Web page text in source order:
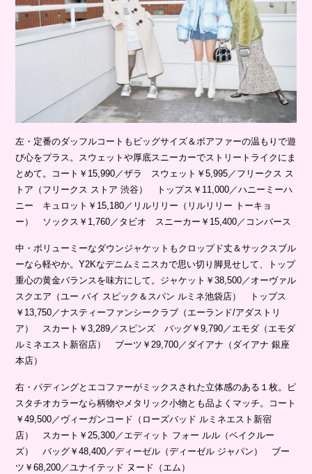
左・定番のダッフルコートもビッグサイズ＆ボアファーの温もりで遊
び心をプラス。スウェットや厚底スニーカーでストリートライクにま
とめて。コート￥15,990／ザラ スウェット￥5,995／フリークス ス
トア（フリークス ストア 渋谷） トップス￥11,000／ハニーミーハ
ニー キュロット￥15,180／リルリリー（リルリリー トーキョ
ー） ソックス￥1,760／タビオ スニーカー￥15,400／コンバース
中・ボリューミーなダウンジャケットもクロップド丈＆サックスブル
ーなら軽やか。Y2Kなデニムミニスカで思い切り脚見せして、トップ
重心の黄金バランスを味方にして。ジャケット￥38,500／オーヴァル
スクエア（ユー バイ スピック＆スパン ルミネ池袋店） トップス
￥13,750／ナスティーファンシークラブ（エーランド/アダストリ
ア） スカート￥3,289／スピンズ バッグ￥9,790／エモダ（エモダ
ルミネエスト新宿店） ブーツ￥29,700／ダイアナ（ダイアナ 銀座
本店）
右・パディングとエコファーがミックスされた立体感のある１枚。ピ
スタチオカラーなら柄物やメタリック小物とも品よくマッチ。コート
￥49,500／ヴィーガンコード（ローズバッド ルミネエスト新宿
店） スカート￥25,300／エディット フォー ルル（ベイクルー
ズ） バッグ￥48,400／ディーゼル（ディーゼル ジャパン） ブー
ツ￥68,200／ユナイテッド ヌード（エム）